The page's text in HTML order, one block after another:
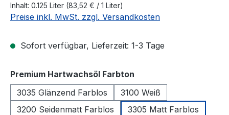
Inhalt: 0.125 Liter (83,52 € / 1 Liter)
Preise inkl. MwSt. zzgl. Versandkosten
Sofort verfügbar, Lieferzeit: 1-3 Tage
Premium Hartwachsöl Farbton
3035 Glänzend Farblos
3100 Weiß
3200 Seidenmatt Farblos
3305 Matt Farblos